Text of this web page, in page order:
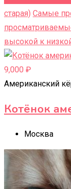
старая) Самые
высокой к
9,000 ₽
Американский
Котёнок
Москва